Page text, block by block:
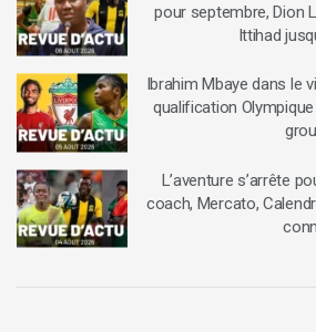
pour septembre, Dion
Ittihad
Ibrahim Mbaye dans le
qualification
L’aventure s’arrête
coach, Mercato,